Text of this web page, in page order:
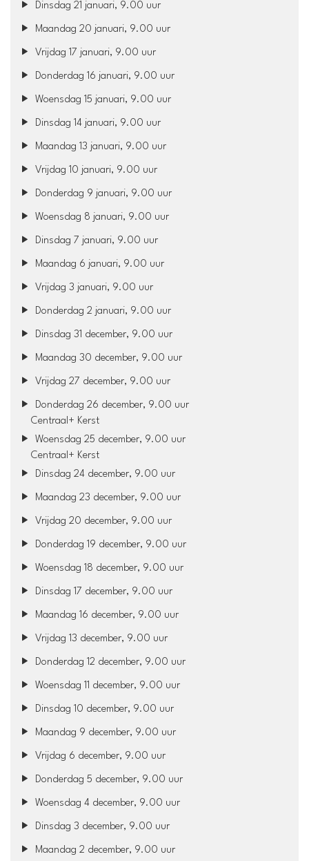
Dinsdag 21 januari, 9.00 uur
Maandag 20 januari, 9.00 uur
Vrijdag 17 januari, 9.00 uur
Donderdag 16 januari, 9.00 uur
Woensdag 15 januari, 9.00 uur
Dinsdag 14 januari, 9.00 uur
Maandag 13 januari, 9.00 uur
Vrijdag 10 januari, 9.00 uur
Donderdag 9 januari, 9.00 uur
Woensdag 8 januari, 9.00 uur
Dinsdag 7 januari, 9.00 uur
Maandag 6 januari, 9.00 uur
Vrijdag 3 januari, 9.00 uur
Donderdag 2 januari, 9.00 uur
Dinsdag 31 december, 9.00 uur
Maandag 30 december, 9.00 uur
Vrijdag 27 december, 9.00 uur
Donderdag 26 december, 9.00 uur
Centraal+ Kerst
Woensdag 25 december, 9.00 uur
Centraal+ Kerst
Dinsdag 24 december, 9.00 uur
Maandag 23 december, 9.00 uur
Vrijdag 20 december, 9.00 uur
Donderdag 19 december, 9.00 uur
Woensdag 18 december, 9.00 uur
Dinsdag 17 december, 9.00 uur
Maandag 16 december, 9.00 uur
Vrijdag 13 december, 9.00 uur
Donderdag 12 december, 9.00 uur
Woensdag 11 december, 9.00 uur
Dinsdag 10 december, 9.00 uur
Maandag 9 december, 9.00 uur
Vrijdag 6 december, 9.00 uur
Donderdag 5 december, 9.00 uur
Woensdag 4 december, 9.00 uur
Dinsdag 3 december, 9.00 uur
Maandag 2 december, 9.00 uur